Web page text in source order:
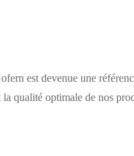
est devenue une
qualité optimale de nos